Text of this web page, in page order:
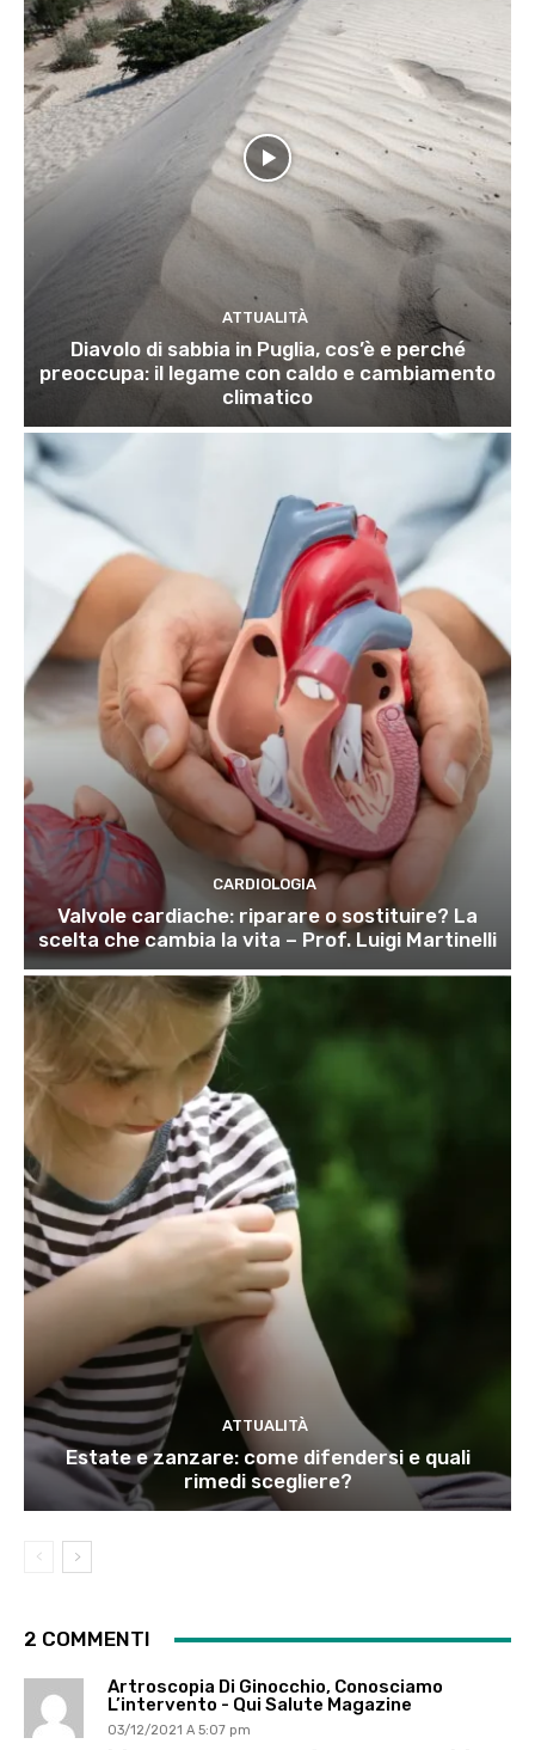
ATTUALITÀ
Diavolo di sabbia in Puglia, cos’è e perché
preoccupa: il legame con caldo e cambiamento
climatico
CARDIOLOGIA
Valvole cardiache: riparare o sostituire? La
scelta che cambia la vita – Prof. Luigi Martinelli
ATTUALITÀ
Estate e zanzare: come difendersi e quali
rimedi scegliere?
2 COMMENTI
Artroscopia Di Ginocchio, Conosciamo
L’intervento - Qui Salute Magazine
03/12/2021 A 5:07 pm